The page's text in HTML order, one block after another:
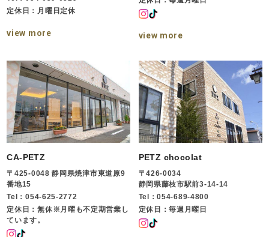
定休日：月曜日定休
view more view more
CA-PETZ
〒425-0048 静岡県焼津市東道原9
番地15
Tel：054-625-2772
定休日：無休※月曜も不定期営業し
ています。
PETZ chocolat
〒426-0034
静岡県藤枝市駅前3-14-14
Tel：054-689-4800
定休日：毎週月曜日